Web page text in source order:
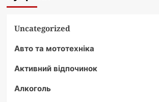
Uncategorized
Авто та мототехніка
Активний відпочинок
Алкоголь